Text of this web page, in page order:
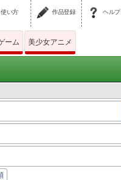
使い方 作品登録 ヘルプ
ーム 美少女アニメ